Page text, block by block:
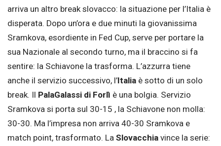
arriva un altro break slovacco: la situazione per l’Italia è
disperata. Dopo un’ora e due minuti la giovanissima
Sramkova, esordiente in Fed Cup, serve per portare la
sua Nazionale al secondo turno, ma il braccino si fa
sentire: la Schiavone la trasforma. L’azzurra tiene
anche il servizio successivo, l’Italia è sotto di un solo
break. Il PalaGalassi di Forlì è una bolgia. Servizio
Sramkova si porta sul 30-15 , la Schiavone non molla:
30-30. Ma l’impresa non arriva 40-30 Sramkova e
match point, trasformato. La Slovacchia vince la serie: